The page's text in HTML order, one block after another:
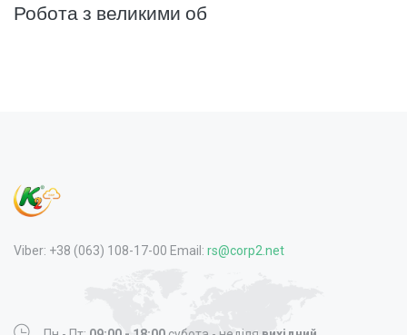
Робота з великими об
Viber: +38 (063) 108-17-00 Email: rs@corp2.net